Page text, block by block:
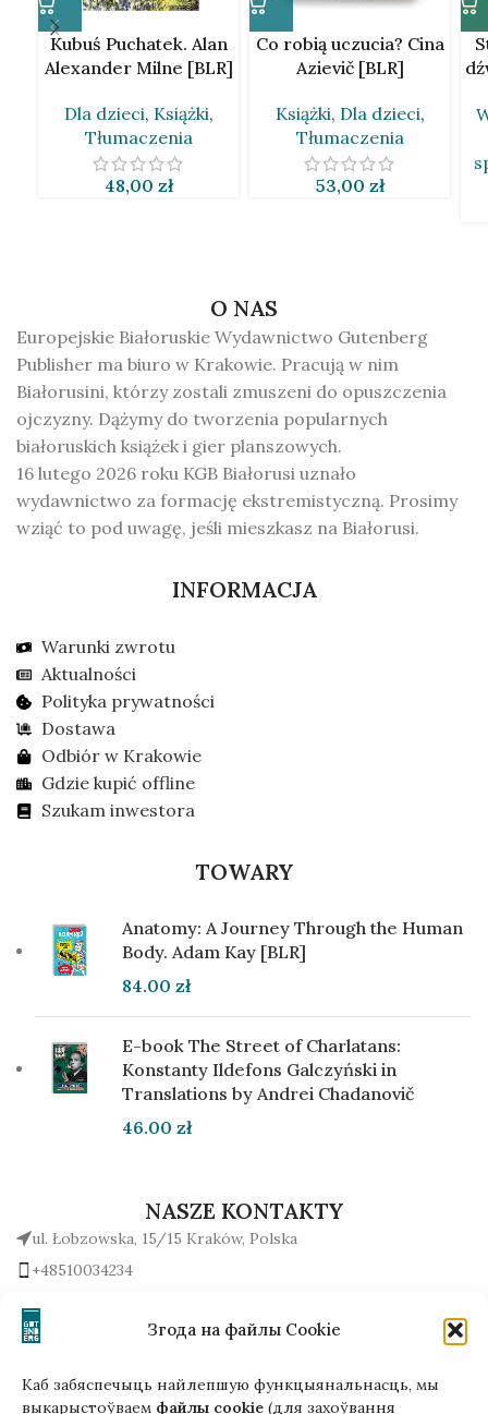
Згода на файлы Cookie
Каб забяспечыць найлепшую функцыянальнасць, мы
выкарыстоўваем файлы cookie (для захоўвання
Kubuś Puchatek. Alan
Alexander Milne [BLR]
Dla dzieci, Książki,
Tłumaczenia
48,00 zł
Co robią uczucia? Cina
Azievič [BLR]
Książki, Dla dzieci,
Tłumaczenia
53,00 zł
O NAS
Europejskie Białoruskie Wydawnictwo Gutenberg
Publisher ma biuro w Krakowie. Pracują w nim
Białorusini, którzy zostali zmuszeni do opuszczenia
ojczyzny. Dążymy do tworzenia popularnych
białoruskich książek i gier planszowych.
16 lutego 2026 roku KGB Białorusi uznało
wydawnictwo za formację ekstremistyczną. Prosimy
wziąć to pod uwagę, jeśli mieszkasz na Białorusi.
INFORMACJA
Warunki zwrotu
Aktualności
Polityka prywatności
Dostawa
Odbiór w Krakowie
Gdzie kupić offline
Szukam inwestora
TOWARY
Anatomy: A Journey Through the Human
Body. Adam Kay [BLR]
84.00 zł
E-book The Street of Charlatans:
Konstanty Ildefons Galczyński in
Translations by Andrei Chadanovič
46.00 zł
NASZE KONTAKTY
ul. Łobzowska, 15/15 Kraków, Polska
+48510034234
Napisz do nas!